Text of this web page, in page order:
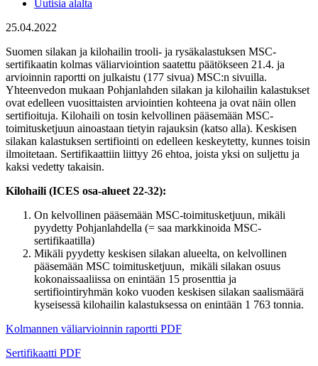
Uutisia alalta
25.04.2022
Suomen silakan ja kilohailin trooli- ja rysäkalastuksen MSC-
sertifikaatin kolmas väliarviointion saatettu päätökseen 21.4. ja
arvioinnin raportti on julkaistu (177 sivua) MSC:n sivuilla.
Yhteenvedon mukaan Pohjanlahden silakan ja kilohailin kalastukset
ovat edelleen vuosittaisten arviointien kohteena ja ovat näin ollen
sertifioituja. Kilohaili on tosin kelvollinen pääsemään MSC-
toimitusketjuun ainoastaan tietyin rajauksin (katso alla). Keskisen
silakan kalastuksen sertifiointi on edelleen keskeytetty, kunnes toisin
ilmoitetaan. Sertifikaattiin liittyy 26 ehtoa, joista yksi on suljettu ja
kaksi vedetty takaisin.
Kilohaili (ICES osa-alueet 22-32):
On kelvollinen pääsemään MSC-toimitusketjuun, mikäli
pyydetty Pohjanlahdella (= saa markkinoida MSC-
sertifikaatilla)
Mikäli pyydetty keskisen silakan alueelta, on kelvollinen
pääsemään MSC toimitusketjuun, mikäli silakan osuus
kokonaissaaliissa on enintään 15 prosenttia ja
sertifiointiryhmän koko vuoden keskisen silakan saalismäärä
kyseisessä kilohailin kalastuksessa on enintään 1 763 tonnia.
Kolmannen väliarvioinnin raportti PDF
Sertifikaatti PDF